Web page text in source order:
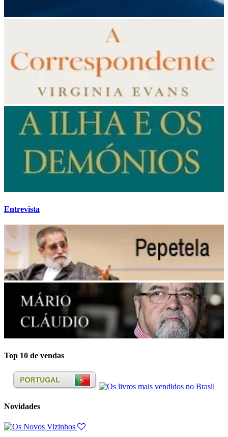
Entrevista
Top 10 de vendas
Novidades